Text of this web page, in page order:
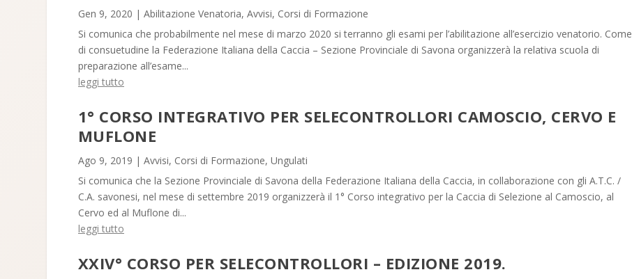
Gen 9, 2020 | Abilitazione Venatoria, Avvisi, Corsi di Formazione
Si comunica che probabilmente nel mese di marzo 2020 si terranno gli esami per l’abilitazione all’esercizio venatorio. Come
di consuetudine la Federazione Italiana della Caccia – Sezione Provinciale di Savona organizzerà la relativa scuola di
preparazione all’esame...
leggi tutto
1° CORSO INTEGRATIVO PER SELECONTROLLORI CAMOSCIO, CERVO E
MUFLONE
Ago 9, 2019 | Avvisi, Corsi di Formazione, Ungulati
Si comunica che la Sezione Provinciale di Savona della Federazione Italiana della Caccia, in collaborazione con gli A.T.C. /
C.A. savonesi, nel mese di settembre 2019 organizzerà il 1° Corso integrativo per la Caccia di Selezione al Camoscio, al
Cervo ed al Muflone di...
leggi tutto
XXIV° CORSO PER SELECONTROLLORI – EDIZIONE 2019.